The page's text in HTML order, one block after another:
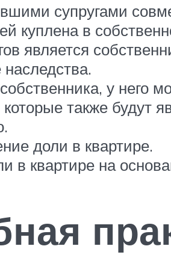
супругами
куплена в
является
у него
которые также будут
доли в квартире.
в квартире на